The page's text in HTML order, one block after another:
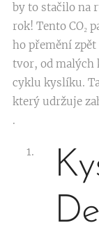
by to stačilo na
rok! Tento CO₂
ho přemění
tvor, od malých
cyklu kyslíku.
který udržuje
.